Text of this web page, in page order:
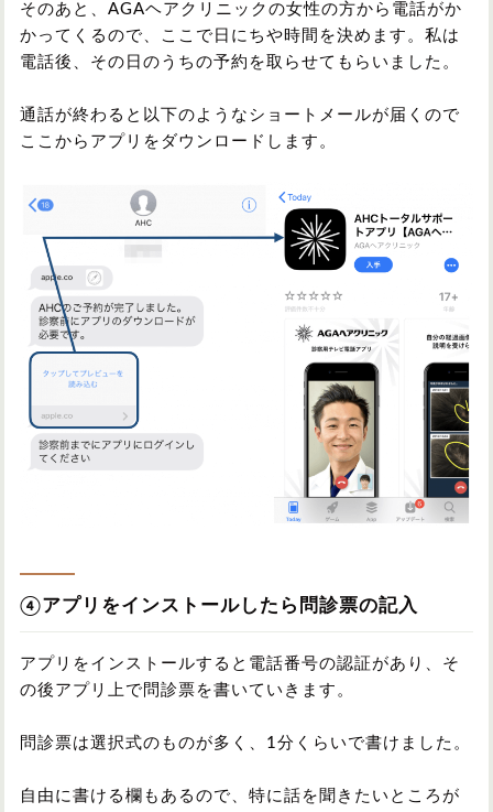
そのあと、AGAヘアクリニックの女性の方から電話がか
かってくるので、ここで日にちや時間を決めます。私は
電話後、その日のうちの予約を取らせてもらいました。
通話が終わると以下のようなショートメールが届くので
ここからアプリをダウンロードします。
④アプリをインストールしたら問診票の記入
アプリをインストールすると電話番号の認証があり、そ
の後アプリ上で問診票を書いていきます。
問診票は選択式のものが多く、1分くらいで書けました。
自由に書ける欄もあるので、特に話を聞きたいところが